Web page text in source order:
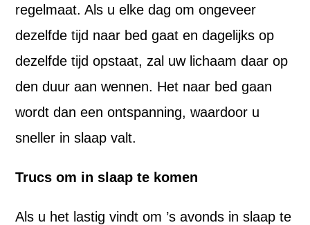
regelmaat. Als u elke dag om ongeveer
dezelfde tijd naar bed gaat en dagelijks op
dezelfde tijd opstaat, zal uw lichaam daar op
den duur aan wennen. Het naar bed gaan
wordt dan een ontspanning, waardoor u
sneller in slaap valt.
Trucs om in slaap te komen
Als u het lastig vindt om ’s avonds in slaap te